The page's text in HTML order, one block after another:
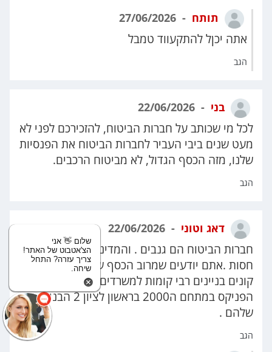
תותח
אתה יכןל להתקעווד טמבל
הגב
בני
לכל מי שכותב על חברות הביטוח, להזכירכם לפני לא
מעט שנים ביבי העביר לחברות הביטוח את הפנסיות
שלנו, מזה הכסף הגדול, לא מביטוח הרכבים.
הגב
דאג וטוני
חברות הביטוח הם גנבים . והמדינה נותנת להם
חסות .אתם יודעים שמרוב הכסף שהם עושים הם
קונים בניינים רבי קומות למשרדים שלהם . לדוגמא
הפניקס במתחם ה2000 בראשון לציון 2 הבניינים
שלהם .
הגב
שלום 👋 אני
הצ'אטבוט של האתר!
צריך עזרה? התחל
שיחה.